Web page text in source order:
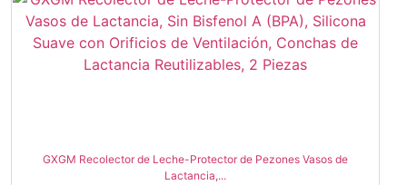
GXGM Recolector de Leche-Protector de Pezones Vasos de
Lactancia,...